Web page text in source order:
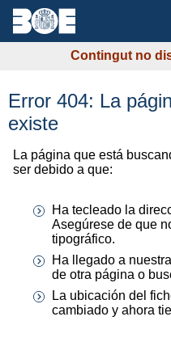
Contingut no
Error 404: La
existe
La página que está
ser debido a que:
Ha tecleado la
Asegúrese de que
tipográfico.
Ha llegado a
de otra página o
La ubicación del
cambiado y ahora